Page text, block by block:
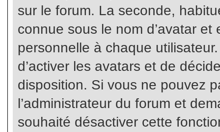
sur le forum. La seconde,
connue sous le nom d’avatar
personnelle à chaque
d’activer les avatars et de
disposition. Si vous ne pouvez
l’administrateur du forum et
souhaité désactiver cette